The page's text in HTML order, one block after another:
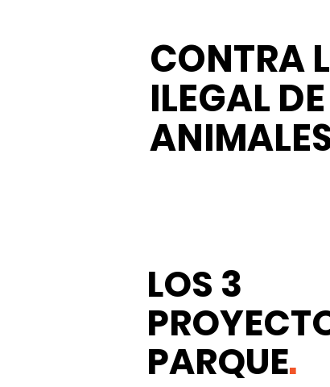
CONTRA
ILEGAL DE
LOS 3
PARQUE.